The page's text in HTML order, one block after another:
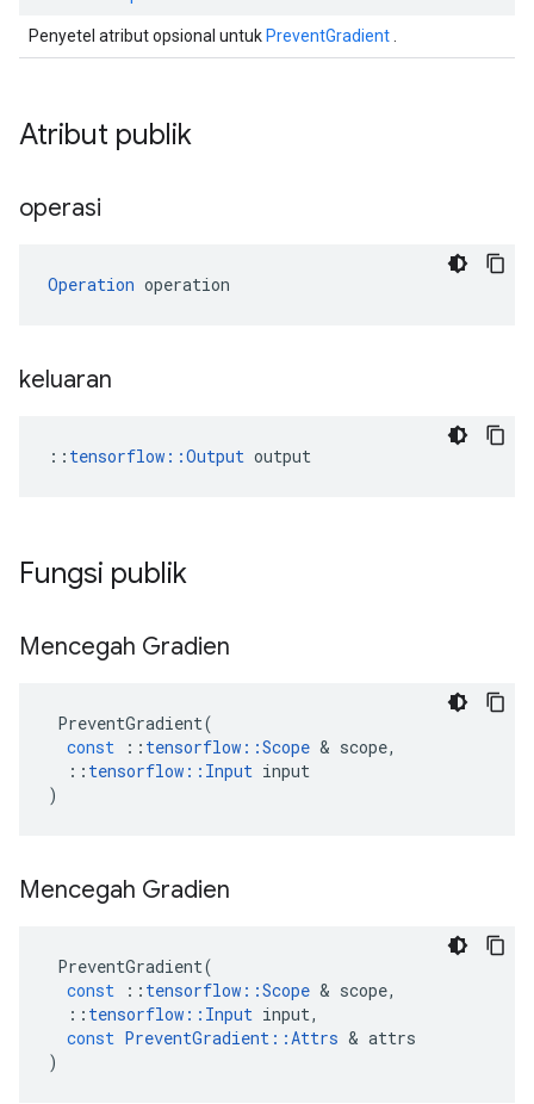
Penyetel atribut opsional untuk PreventGradient
Atribut publik
operasi
Operation operation
keluaran
:: tensorflow::Output output
Fungsi publik
Mencegah Gradien
PreventGradient(
const
:: tensorflow ::Scope & scope,
:: tensorflow :: Input input
)
Mencegah Gradien
PreventGradient(
const
:: tensorflow ::Scope & scope,
:: tensorflow :: Input input,
const PreventGradient ::Attrs & attrs
)